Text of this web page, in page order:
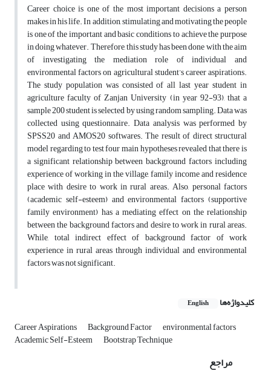
Career choice is one of the most important decisions a person
makes in his life. In addition, stimulating and motivating the people
is one of the important and basic conditions to achieve the purpose
in doing whatever. Therefore, this study has been done with the aim
of investigating the mediation role of individual and
environmental factors on agricultural student’s career aspirations.
The study population was consisted of all last year student in
agriculture faculty of Zanjan University (in year 92-93), that a
sample 200 student is selected by using random sampling. Data was
collected using questionnaire. Data analysis was performed by
SPSS20 and AMOS20 softwares. The result of direct structural
model regarding to test four main hypotheses revealed that there is
a significant relationship between background factors including
experience of working in the village, family income and residence
place with desire to work in rural areas. Also, personal factors
(academic self-esteem) and environmental factors (supportive
family environment) has a mediating effect on the relationship
between the background factors and desire to work in rural areas.
While, total indirect effect of background factor of work
experience in rural areas through individual and environmental
factors was not significant.
کلیدواژه‌ها English
Career Aspirations Background Factor environmental factors
Academic Self-Esteem Bootstrap Technique
مراجع